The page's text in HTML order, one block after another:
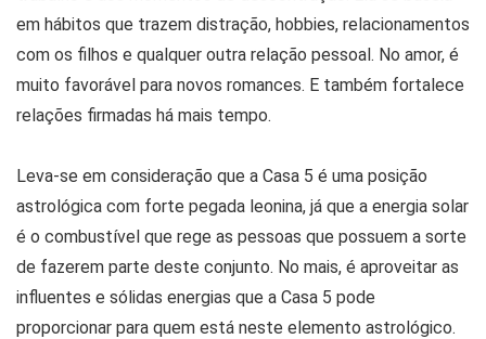
em hábitos que trazem distração, hobbies, relacionamentos
com os filhos e qualquer outra relação pessoal. No amor, é
muito favorável para novos romances. E também fortalece
relações firmadas há mais tempo.
Leva-se em consideração que a Casa 5 é uma posição
astrológica com forte pegada leonina, já que a energia solar
é o combustível que rege as pessoas que possuem a sorte
de fazerem parte deste conjunto. No mais, é aproveitar as
influentes e sólidas energias que a Casa 5 pode
proporcionar para quem está neste elemento astrológico.